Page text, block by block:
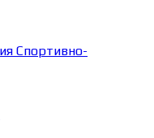
Спортивно-